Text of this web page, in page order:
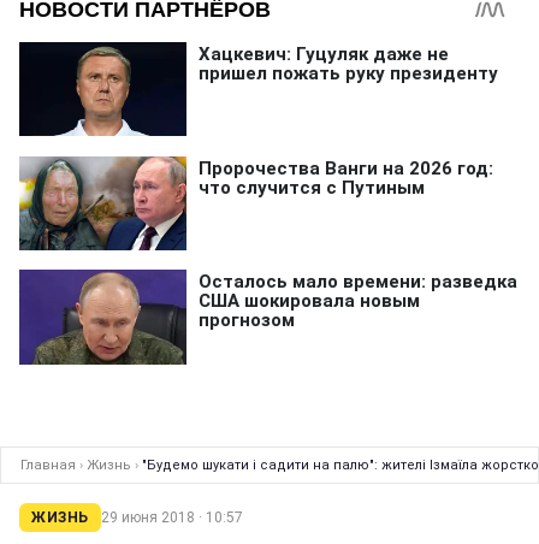
Главная › Жизнь › "Будемо шукати і садити на палю": жителі Ізмаїла
ЖИЗНЬ 29 июня 2018 · 10:57